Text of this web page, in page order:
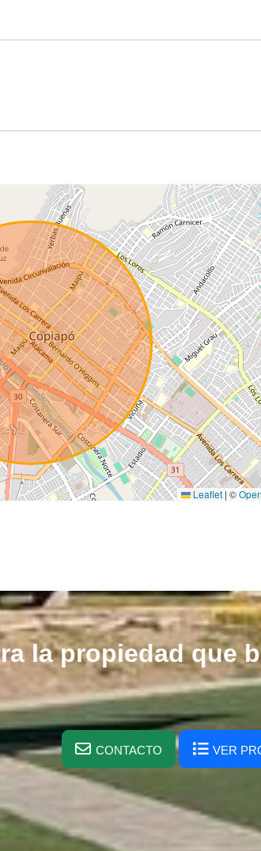
Leaflet | ©
la propiedad que
CONTACTO VER